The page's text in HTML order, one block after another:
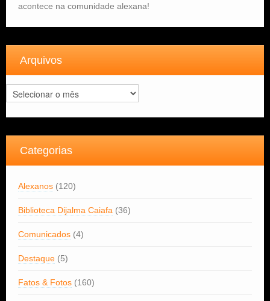
acontece na comunidade alexana!
Arquivos
Arquivos
Categorias
Alexanos (120)
Biblioteca Dijalma Caiafa (36)
Comunicados (4)
Destaque (5)
Fatos & Fotos (160)